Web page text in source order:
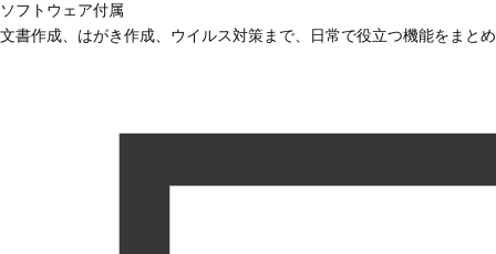
ソフトウェア付属
文書作成、はがき作成、ウイルス対策まで、日常で役立つ機能をまと